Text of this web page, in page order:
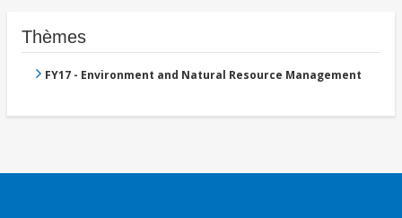
Thèmes
FY17 - Environment and Natural Resource Management